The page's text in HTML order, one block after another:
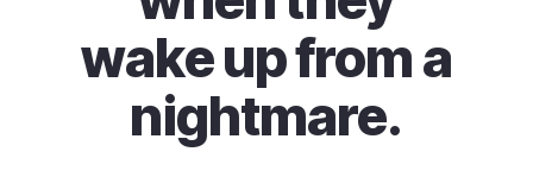
wake up from a
nightmare.